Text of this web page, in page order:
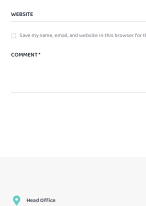
Save my name, email, and website in this browser for
Head Office